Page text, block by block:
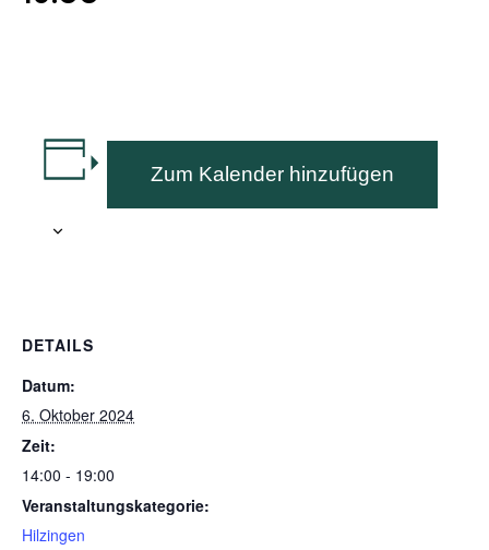
Zum Kalender hinzufügen
DETAILS
Datum:
6. Oktober 2024
Zeit:
14:00 - 19:00
Veranstaltungskategorie:
Hilzingen